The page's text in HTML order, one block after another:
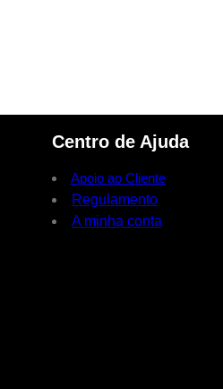
Centro de Ajuda
Apoio ao Cliente
Regulamento
A minha conta